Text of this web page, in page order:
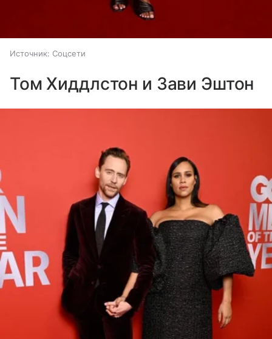
Источник: Соцсети
Том Хиддлстон и Зави Эштон